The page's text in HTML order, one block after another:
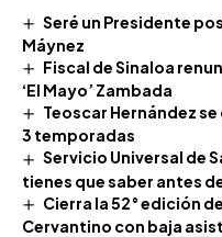
Seré un Presidente
Máynez
Fiscal de Sinaloa
‘El Mayo’ Zambada
Teoscar Hernández
3 temporadas
Servicio Universal de
tienes que saber antes
Cierra la 52° edición
Cervantino con baja